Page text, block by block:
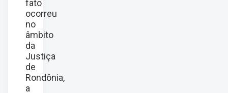
fato
ocorreu
no
âmbito
da
Justiça
de
Rondônia,
a